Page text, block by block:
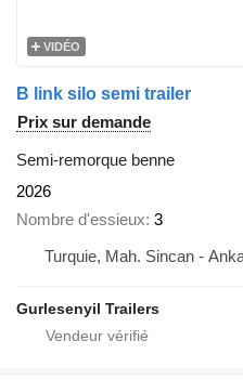
VIDÉO
B link silo semi trailer
Prix sur demande
Semi-remorque benne
2026
Nombre d'essieux 3
Turquie, Mah. Sincan -
Gurlesenyil Trailers